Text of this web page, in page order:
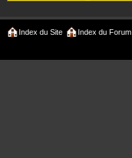
Index du Site Index du Forum